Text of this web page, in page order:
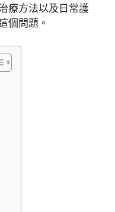
療方法以及日常護
個問題。